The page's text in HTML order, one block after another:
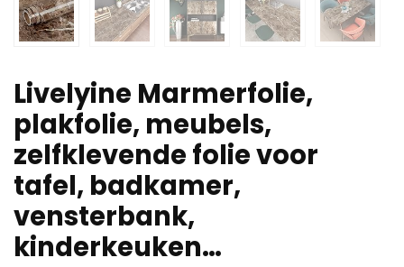
Livelyine Marmerfolie,
plakfolie, meubels,
zelfklevende folie voor
tafel, badkamer,
vensterbank,
kinderkeuken…